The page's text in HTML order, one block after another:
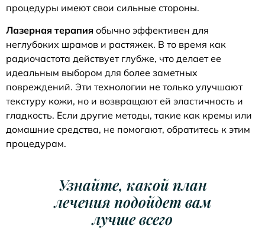
процедуры имеют свои сильные стороны.
Лазерная терапия обычно эффективен для
неглубоких шрамов и растяжек. В то время как
радиочастота действует глубже, что делает ее
идеальным выбором для более заметных
повреждений. Эти технологии не только улучшают
текстуру кожи, но и возвращают ей эластичность и
гладкость. Если другие методы, такие как кремы или
домашние средства, не помогают, обратитесь к этим
процедурам.
Узнайте, какой план
лечения подойдет вам
лучше всего